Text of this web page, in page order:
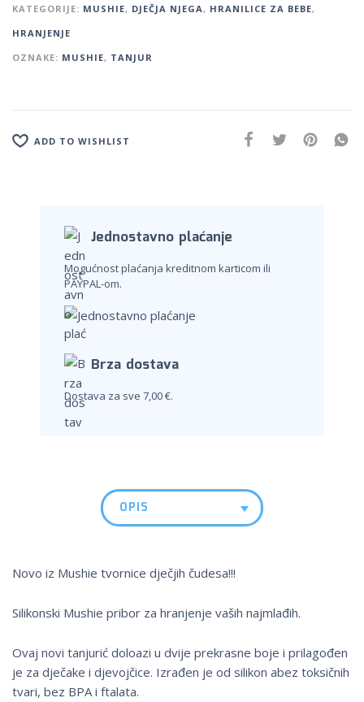
KATEGORIJE: MUSHIE, DJEČJA NJEGA, HRANILICE ZA BEBE,
HRANJENJE
OZNAKE: MUSHIE, TANJUR
ADD TO WISHLIST
Jednostavno plaćanje
Mogućnost plaćanja kreditnom karticom ili
PAYPAL-om.
Brza dostava
Dostava za sve 7,00 €.
OPIS
Novo iz Mushie tvornice dječjih čudesa!!!
Silikonski Mushie pribor za hranjenje vaših najmlađih.
Ovaj novi tanjurić doloazi u dvije prekrasne boje i prilagođen
je za dječake i djevojčice. Izrađen je od silikon abez toksičnih
tvari, bez BPA i ftalata.